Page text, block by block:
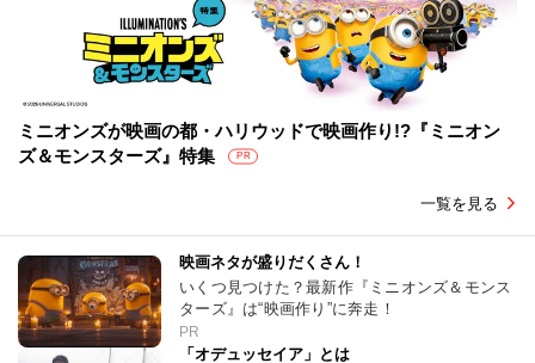
ミニオンズが映画の都・ハリウッドで映画作り!?『ミニオン
ズ＆モンスターズ』特集
PR
一覧を見る
映画ネタが盛りだくさん！
いくつ見つけた？最新作『ミニオンズ＆モンス
ターズ』は“映画作り”に奔走！
PR
「オデュッセイア」とは